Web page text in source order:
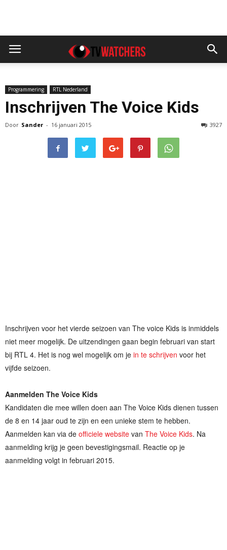
Programmering RTL Nederland
Inschrijven The Voice Kids
Door Sander - 16 januari 2015 3927
Inschrijven voor het vierde seizoen van The voice Kids is inmiddels
niet meer mogelijk. De uitzendingen gaan begin februari van start
bij RTL 4. Het is nog wel mogelijk om je in te schrijven voor het
vijfde seizoen.
Aanmelden The Voice Kids
Kandidaten die mee willen doen aan The Voice Kids dienen tussen
de 8 en 14 jaar oud te zijn en een unieke stem te hebben.
Aanmelden kan via de officiele website van The Voice Kids. Na
aanmelding krijg je geen bevestigingsmail. Reactie op je
aanmelding volgt in februari 2015.